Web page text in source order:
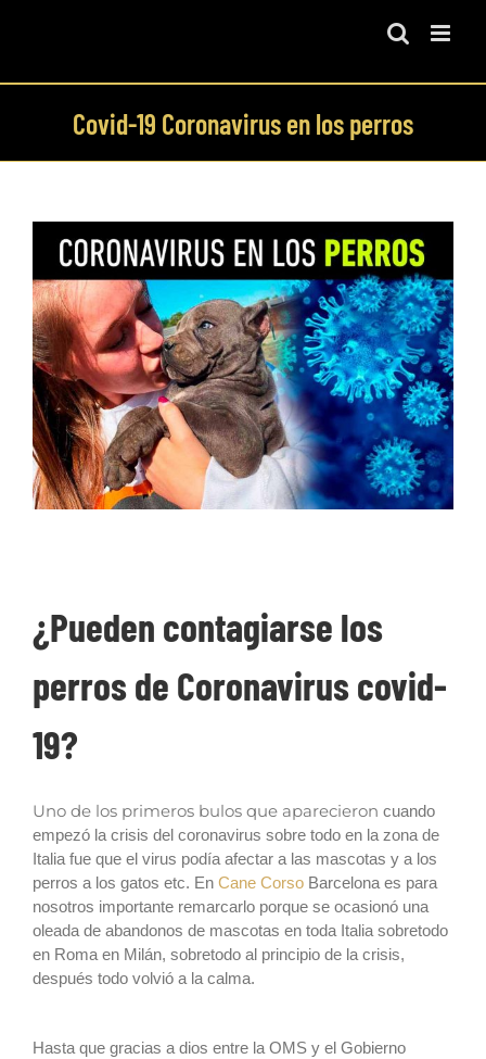
Covid-19 Coronavirus en los perros
¿Pueden contagiarse los
perros de Coronavirus covid-
19?
Uno de los primeros bulos que aparecieron cuando
empezó la crisis del coronavirus sobre todo en la zona de
Italia fue que el virus podía afectar a las mascotas y a los
perros a los gatos etc. En Cane Corso Barcelona es para
nosotros importante remarcarlo porque se ocasionó una
oleada de abandonos de mascotas en toda Italia sobretodo
en Roma en Milán, sobretodo al principio de la crisis,
después todo volvió a la calma.
Hasta que gracias a dios entre la OMS y el Gobierno